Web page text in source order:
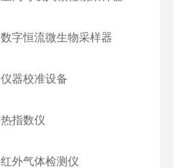
数字恒流微生物采样器
仪器校准设备
热指数仪
红外气体检测仪